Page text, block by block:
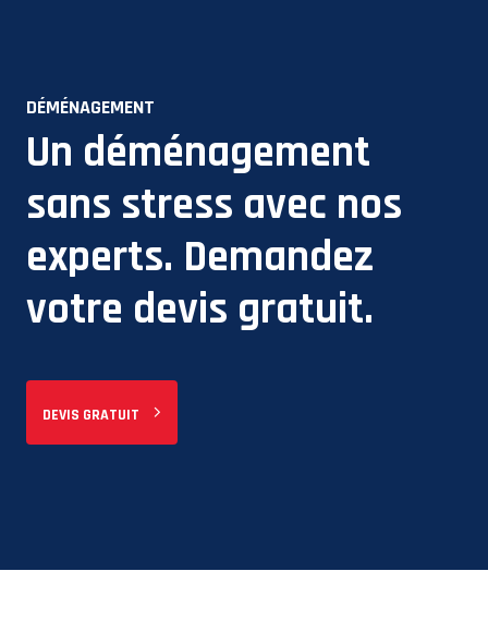
DÉMÉNAGEMENT
Un déménagement
sans stress avec nos
experts. Demandez
votre devis gratuit.
DEVIS GRATUIT